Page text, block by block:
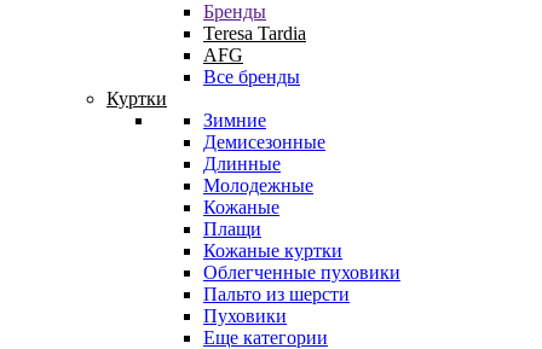
Бренды
Teresa Tardia
AFG
Все бренды
Куртки
Зимние
Демисезонные
Длинные
Молодежные
Кожаные
Плащи
Кожаные куртки
Облегченные пуховики
Пальто из шерсти
Пуховики
Еще категории